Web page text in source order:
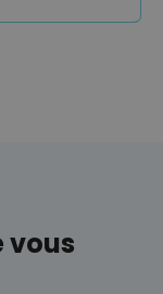
vous